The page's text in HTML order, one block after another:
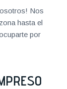
Nos
hasta el
por